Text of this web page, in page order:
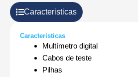
Caracteristicas
Caracteristicas
Multímetro digital
Cabos de teste
Pilhas